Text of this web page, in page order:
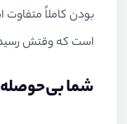
بودن کاملاً
است که وقتش
شما